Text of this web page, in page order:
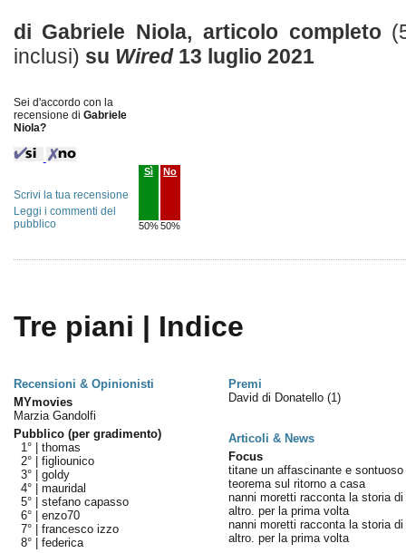
di Gabriele Niola, articolo completo
inclusi) su Wired13 luglio 2021
Sei d'accordo con la
recensione di Gabriele
Niola?
Sì
50%
No
50%
Scrivi la tua recensione
Leggi i commenti del
pubblico
Tre piani | Indice
Recensioni & Opinionisti
Premi
MYmovies
Marzia Gandolfi
Pubblico (per gradimento)
1° | thomas
2° | figliounico
3° | goldy
4° | mauridal
5° | stefano capasso
6° | enzo70
7° | francesco izzo
8° | federica
David di Donatello (1)
Articoli & News
Focus
titane un affascinante e sontuoso
teorema sul ritorno a casa
nanni moretti racconta la storia di
altro. per la prima volta
nanni moretti racconta la storia di
altro. per la prima volta